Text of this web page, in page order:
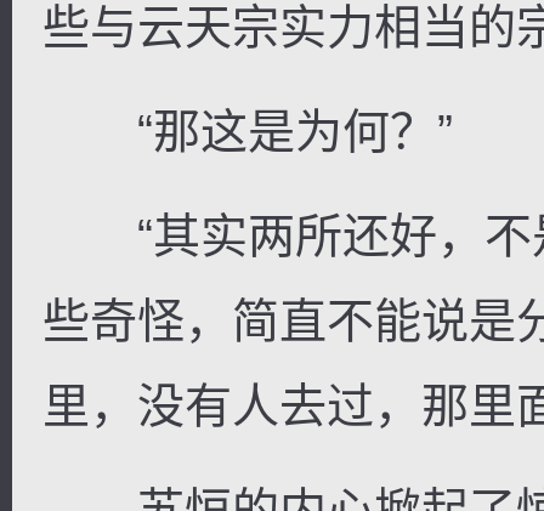
些与云天宗实力相当的
“那这是为何？”
“其实两所还好，不
些奇怪，简直不能说是
里，没有人去过，那里